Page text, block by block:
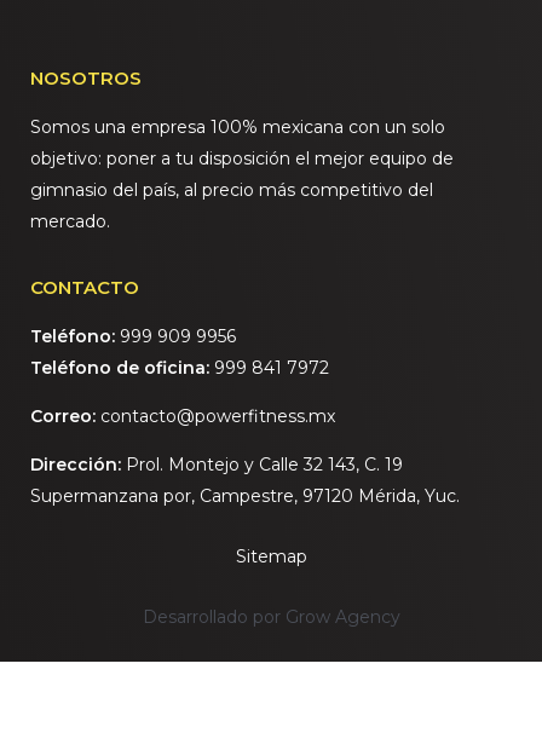
NOSOTROS
Somos una empresa 100% mexicana con un solo
objetivo: poner a tu disposición el mejor equipo de
gimnasio del país, al precio más competitivo del
mercado.
CONTACTO
Teléfono: 999 909 9956
Teléfono de oficina: 999 841 7972
Correo: contacto@powerfitness.mx
Dirección: Prol. Montejo y Calle 32 143, C. 19
Supermanzana por, Campestre, 97120 Mérida, Yuc.
Sitemap
Desarrollado por Grow Agency